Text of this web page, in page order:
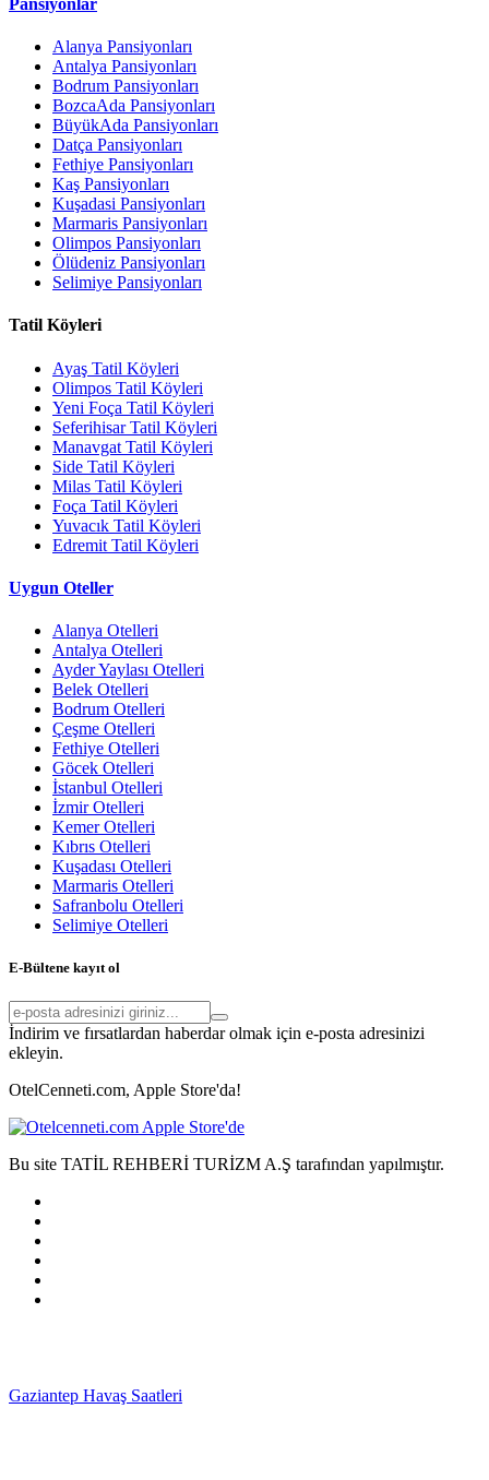
Alanya Pansiyonları
Antalya Pansiyonları
Bodrum Pansiyonları
BozcaAda Pansiyonları
BüyükAda Pansiyonları
Datça Pansiyonları
Fethiye Pansiyonları
Kaş Pansiyonları
Kuşadasi Pansiyonları
Marmaris Pansiyonları
Olimpos Pansiyonları
Ölüdeniz Pansiyonları
Selimiye Pansiyonları
Tatil Köyleri
Ayaş Tatil Köyleri
Olimpos Tatil Köyleri
Yeni Foça Tatil Köyleri
Seferihisar Tatil Köyleri
Manavgat Tatil Köyleri
Side Tatil Köyleri
Milas Tatil Köyleri
Foça Tatil Köyleri
Yuvacık Tatil Köyleri
Edremit Tatil Köyleri
Uygun Oteller
Alanya Otelleri
Antalya Otelleri
Ayder Yaylası Otelleri
Belek Otelleri
Bodrum Otelleri
Çeşme Otelleri
Fethiye Otelleri
Göcek Otelleri
İstanbul Otelleri
İzmir Otelleri
Kemer Otelleri
Kıbrıs Otelleri
Kuşadası Otelleri
Marmaris Otelleri
Safranbolu Otelleri
Selimiye Otelleri
E-Bültene kayıt ol
İndirim ve fırsatlardan haberdar olmak için e-posta adresinizi
ekleyin.
OtelCenneti.com, Apple Store'da!
Bu site TATİL REHBERİ TURİZM A.Ş tarafından yapılmıştır.
Gaziantep Havaş Saatleri